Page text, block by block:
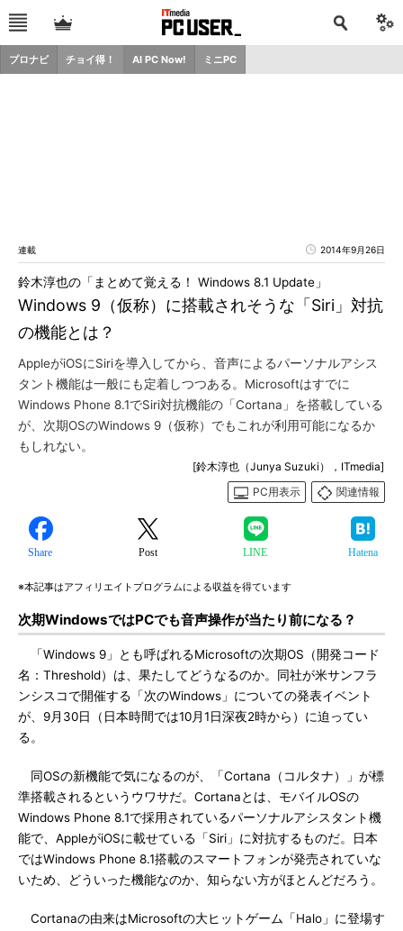
プロナビ チョイ得！ AI PC Now! ミニPC
連載 2014年9月26日
Windows 9（仮称）に搭載されそうな「Siri」対抗
の機能とは？
鈴木淳也の「まとめて覚える！ Windows 8.1 Update」
AppleがiOSにSiriを導入してから、音声によるパーソナルアシス
タント機能は一般にも定着しつつある。Microsoftはすでに
Windows Phone 8.1でSiri対抗機能の「Cortana」を搭載している
が、次期OSのWindows 9（仮称）でもこれが利用可能になるか
もしれない。
[鈴木淳也（Junya Suzuki），ITmedia]
PC用表示
関連情報
Share Post LINE Hatena
※本記事はアフィリエイトプログラムによる収益を得ています
次期WindowsではPCでも音声操作が当たり前になる？
「Windows 9」とも呼ばれるMicrosoftの次期OS（開発コード
名：Threshold）は、果たしてどうなるのか。同社が米サンフラ
ンシスコで開催する「次のWindows」についての発表イベント
が、9月30日（日本時間では10月1日深夜2時から）に迫ってい
る。
同OSの新機能で気になるのが、「Cortana（コルタナ）」が標
準搭載されるというウワサだ。Cortanaとは、モバイルOSの
Windows Phone 8.1で採用されているパーソナルアシスタント機
能で、AppleがiOSに載せている「Siri」に対抗するものだ。日本
ではWindows Phone 8.1搭載のスマートフォンが発売されていな
いため、どういった機能なのか、知らない方がほとんどだろう。
Cortanaの由来はMicrosoftの大ヒットゲーム「Halo」に登場す